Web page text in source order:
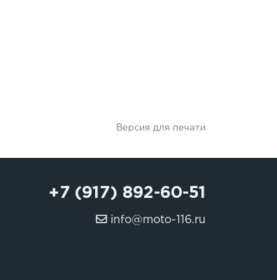
Версия для печати
+7 (917) 892-60-51
info@moto-116.ru